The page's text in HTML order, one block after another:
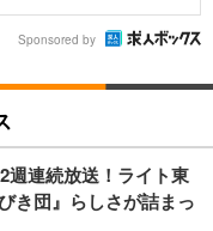
Sponsored by
週連続放送！ライト東
き団』らしさが詰まっ